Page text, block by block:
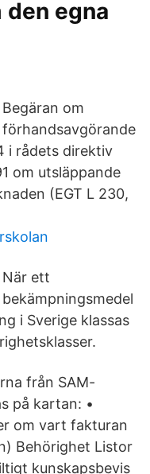
egna
Begäran om
förhandsavgörande
i rådets direktiv
om utsläppande
(EGT L 230,
När ett
bekämpningsmedel
i Sverige klassas
från SAM-
på kartan: •
om vart fakturan
Behörighet Listor
kunskapsbevis